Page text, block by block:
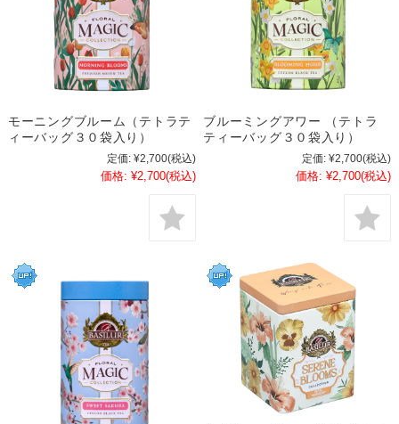
モーニングブルーム（テトラテ
ィーバッグ３０袋入り）
定価: ¥2,700(税込)
価格: ¥2,700(税込)
ブルーミングアワー （テトラ
ティーバッグ３０袋入り）
定価: ¥2,700(税込)
価格: ¥2,700(税込)